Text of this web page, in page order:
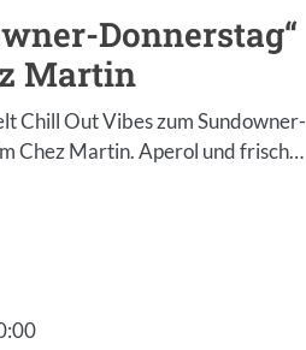
Donnerstag“
Martin
Chill Out Vibes zum Sundowner-
Chez Martin. Aperol und frisch…